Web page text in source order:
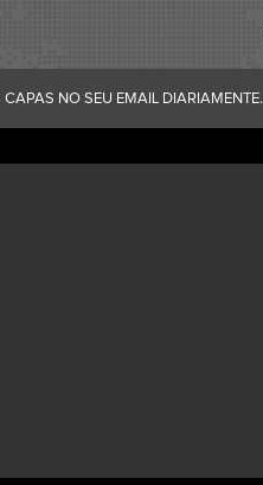
CAPAS NO SEU EMAIL DIARIAMENTE.